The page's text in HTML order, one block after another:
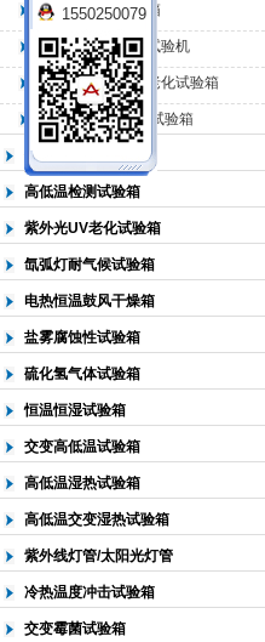
北京中科环试仪器有限公司
QL-100臭氧老化箱
QL-225臭氧老化试验机
QL-500动态臭氧老化试验箱
QL-0*型臭氧老化试验箱
低温恒温试验箱
高低温检测试验箱
紫外光UV老化试验箱
氙弧灯耐气候试验箱
电热恒温鼓风干燥箱
盐雾腐蚀性试验箱
硫化氢气体试验箱
恒温恒湿试验箱
交变高低温试验箱
高低温湿热试验箱
高低温交变湿热试验箱
紫外线灯管/太阳光灯管
冷热温度冲击试验箱
交变霉菌试验箱
1550250079